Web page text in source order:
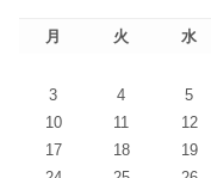
月 火 水
3
4 5
10
11 12
17
18 19